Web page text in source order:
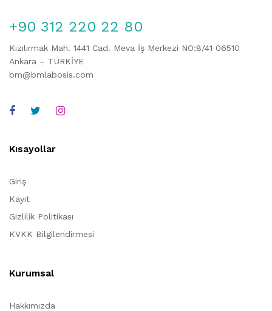
+90 312 220 22 80
Kızılırmak Mah. 1441 Cad. Meva İş Merkezi NO:8/41 06510
Ankara – TÜRKİYE
bm@bmlabosis.com
Kısayollar
Giriş
Kayıt
Gizlilik Politikası
KVKK Bilgilendirmesi
Kurumsal
Hakkımızda